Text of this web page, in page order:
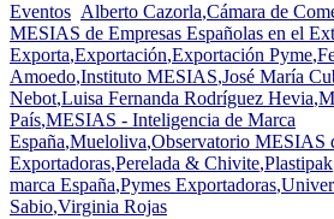
Eventos Alberto Cazorla,Cámara de
MESIAS de Empresas Españolas en el
Exporta,Exportación,Exportación Pyme,
Amoedo,Instituto MESIAS,José María
Nebot,Luisa Fernanda Rodríguez Hevia,
País,MESIAS - Inteligencia de Marca
España,Mueloliva,Observatorio MESIAS
Exportadoras,Perelada & Chivite,Plastipak
marca España,Pymes Exportadoras,
Sabio,Virginia Rojas